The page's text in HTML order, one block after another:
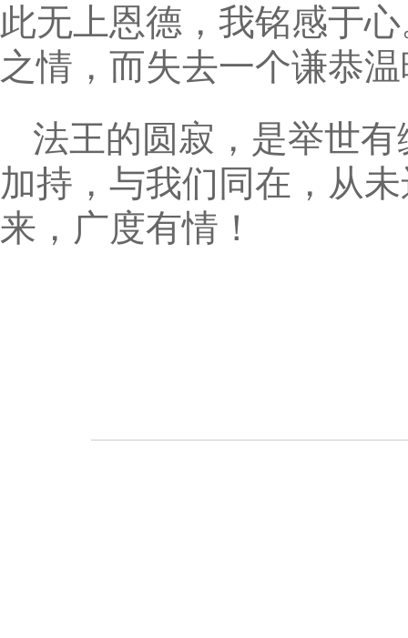
此无上恩德，我铭感于
之情，而失去一个谦恭
法王的圆寂，是举世
加持，与我们同在，从
来，广度有情！